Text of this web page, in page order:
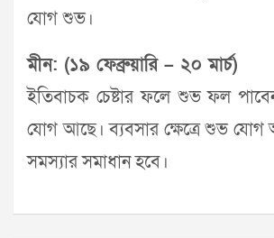
যোগ শুভ।
মীন: (১৯ ফেব্রুয়ারি – ২০ মার্চ)
ইতিবাচক চেষ্টার ফলে শুভ ফল
যোগ আছে। ব্যবসার ক্ষেত্রে শুভ যোগ
সমস্যার সমাধান হবে।